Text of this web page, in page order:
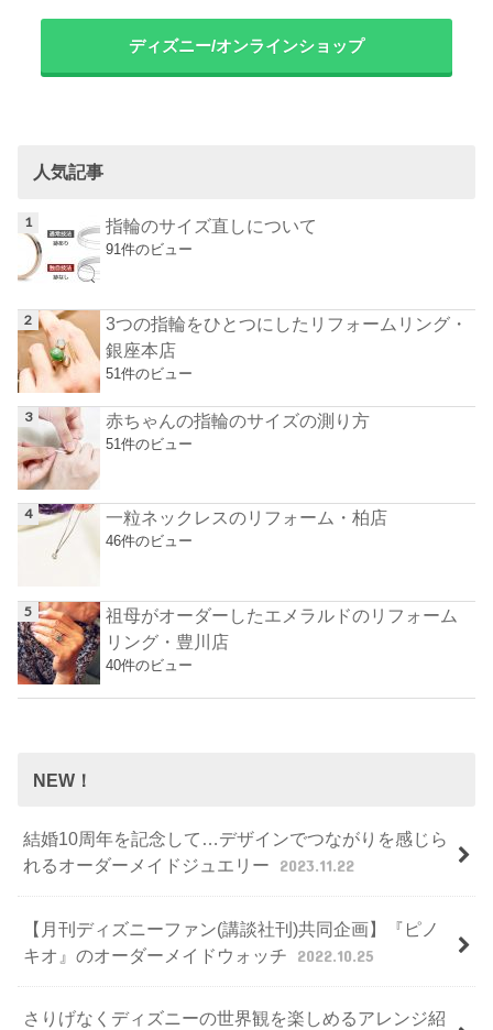
ディズニー/オンラインショップ
人気記事
指輪のサイズ直しについて
91件のビュー
3つの指輪をひとつにしたリフォームリング・
銀座本店
51件のビュー
赤ちゃんの指輪のサイズの測り方
51件のビュー
一粒ネックレスのリフォーム・柏店
46件のビュー
祖母がオーダーしたエメラルドのリフォーム
リング・豊川店
40件のビュー
NEW！
結婚10周年を記念して…デザインでつながりを感じら
れるオーダーメイドジュエリー
2023.11.22
【月刊ディズニーファン(講談社刊)共同企画】『ピノ
キオ』のオーダーメイドウォッチ
2022.10.25
さりげなくディズニーの世界観を楽しめるアレンジ紹